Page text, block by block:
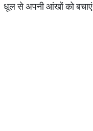
धूल से अपनी आंखों को